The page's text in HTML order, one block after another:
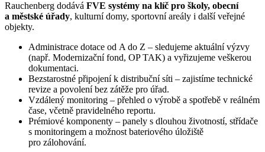
Rauchenberg dodává FVE systémy na klíč pro školy, obecní
a městské úřady, kulturní domy, sportovní areály i další veřejné
objekty.
Administrace dotace od A do Z – sledujeme aktuální výzvy
(např. Modernizační fond, OP TAK) a vyřizujeme veškerou
dokumentaci.
Bezstarostné připojení k distribuční síti – zajistíme technické
revize a povolení bez zátěže pro úřad.
Vzdálený monitoring – přehled o výrobě a spotřebě v reálném
čase, včetně pravidelného reportu.
Prémiové komponenty – panely s dlouhou životností, střídače
s monitoringem a možnost bateriového úložiště
pro zálohování.